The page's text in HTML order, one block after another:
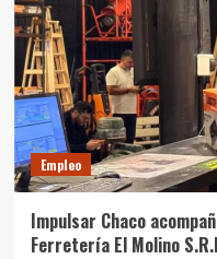
Empleo
Impulsar Chaco
Ferretería El Molino